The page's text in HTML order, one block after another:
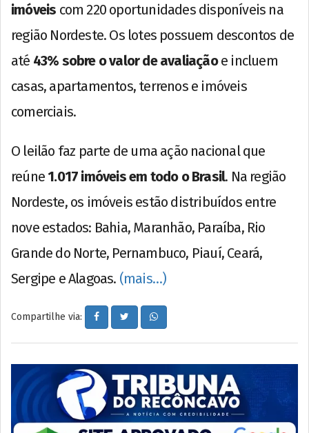
imóveis com 220 oportunidades disponíveis na
região Nordeste. Os lotes possuem descontos de
até 43% sobre o valor de avaliaçãoe incluem
casas, apartamentos, terrenos e imóveis
comerciais.
O leilão faz parte de uma ação nacional que
reúne 1.017 imóveis em todo o Brasil. Na região
Nordeste, os imóveis estão distribuídos entre
nove estados: Bahia, Maranhão, Paraíba, Rio
Grande do Norte, Pernambuco, Piauí, Ceará,
Sergipe e Alagoas. (mais…)
Compartilhe via: